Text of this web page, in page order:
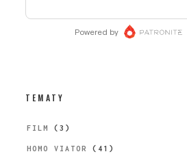
TEMATY
FILM (3)
HOMO VIATOR (41)